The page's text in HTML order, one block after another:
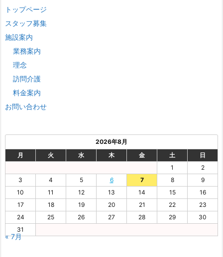
トップページ
スタッフ募集
施設案内
業務案内
理念
訪問介護
料金案内
お問い合わせ
2026年8月
月
火 水 木 金 土
日
1
2
3
4 5 6 7 8
9
10
11 12 13 14 15
16
17
18 19 20 21 22
23
24
25 26 27 28 29
30
31
« 7月